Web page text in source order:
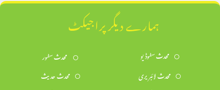
ہمارے دیگر پراجیکٹ
محدث سٹوڈیو
محدث سٹور
محدث لائبریری
محدث حدیث